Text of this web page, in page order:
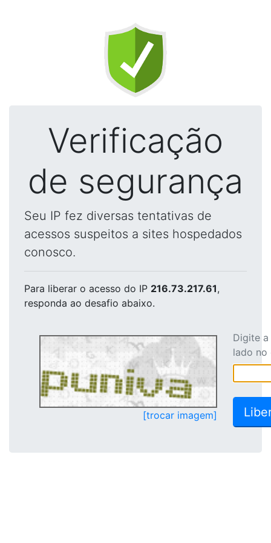
Verificação
de segurança
Seu IP fez diversas tentativas de
acessos suspeitos a sites hospedados
conosco.
Para liberar o acesso do IP 216.73.217.61,
responda ao desafio abaixo.
[trocar imagem]
Digite
lado no